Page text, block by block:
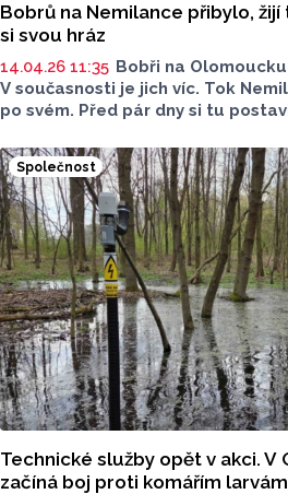
Bobrů na Nemilance přibylo,
si svou hráz
14.04.26 11:35 Bobři na
V současnosti je jich víc. Tok
po svém. Před pár dny si tu
Společnost
Technické služby opět v akci. V
začíná boj proti komářím larvám